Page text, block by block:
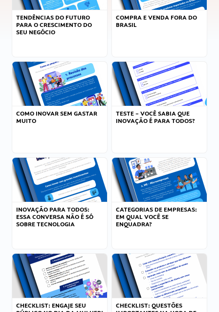
TENDÊNCIAS DO FUTURO
PARA O CRESCIMENTO DO
SEU NEGÓCIO
COMPRA E VENDA FORA DO
BRASIL
COMO INOVAR SEM GASTAR
MUITO
TESTE – VOCÊ SABIA QUE
INOVAÇÃO É PARA TODOS?
INOVAÇÃO PARA TODOS:
ESSA CONVERSA NÃO É SÓ
SOBRE TECNOLOGIA
CATEGORIAS DE EMPRESAS:
EM QUAL VOCÊ SE
ENQUADRA?
CHECKLIST: ENGAJE SEU
CHECKLIST: QUESTÕES